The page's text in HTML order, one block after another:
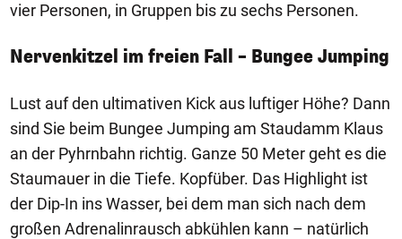
vier Personen, in Gruppen bis zu sechs Personen.
Nervenkitzel im freien Fall – Bungee Jumping
Lust auf den ultimativen Kick aus luftiger Höhe? Dann
sind Sie beim Bungee Jumping am Staudamm Klaus
an der Pyhrnbahn richtig. Ganze 50 Meter geht es die
Staumauer in die Tiefe. Kopfüber. Das Highlight ist
der Dip-In ins Wasser, bei dem man sich nach dem
großen Adrenalinrausch abkühlen kann – natürlich